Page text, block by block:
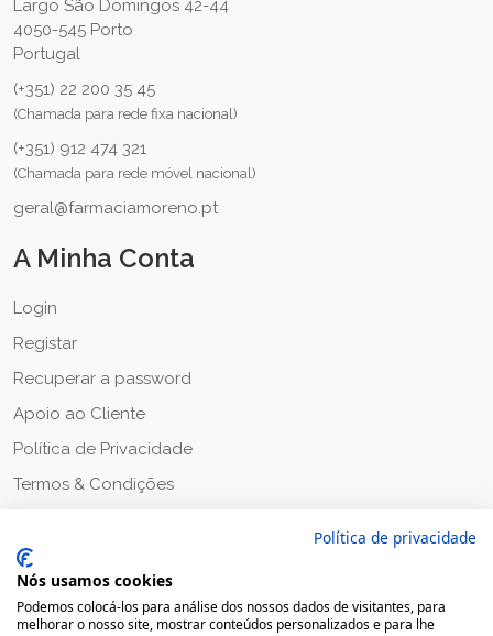
Largo São Domingos 42-44
4050-545 Porto
Portugal
(+351) 22 200 35 45
(Chamada para rede fixa nacional)
(+351) 912 474 321
(Chamada para rede móvel nacional)
geral@farmaciamoreno.pt
A Minha Conta
Login
Registar
Recuperar a password
Apoio ao Cliente
Política de Privacidade
Termos & Condições
Política de privacidade
Nós usamos cookies
Podemos colocá-los para análise dos nossos dados de visitantes, para
melhorar o nosso site, mostrar conteúdos personalizados e para lhe